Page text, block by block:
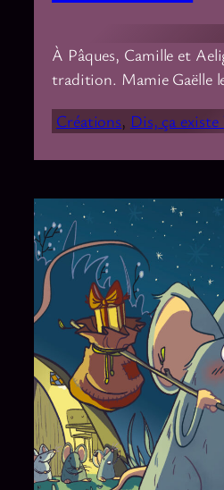
À Pâques, Camille et
tradition. Mamie Gaëlle
Créations, Dis, ça existe